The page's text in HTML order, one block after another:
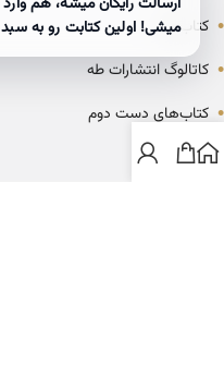
• کتاب‌ها
• کاتالوگ انتشارات طه
• کتاب‌های دست دوم
• بلاگ
میشی! اولین کتابت رو به